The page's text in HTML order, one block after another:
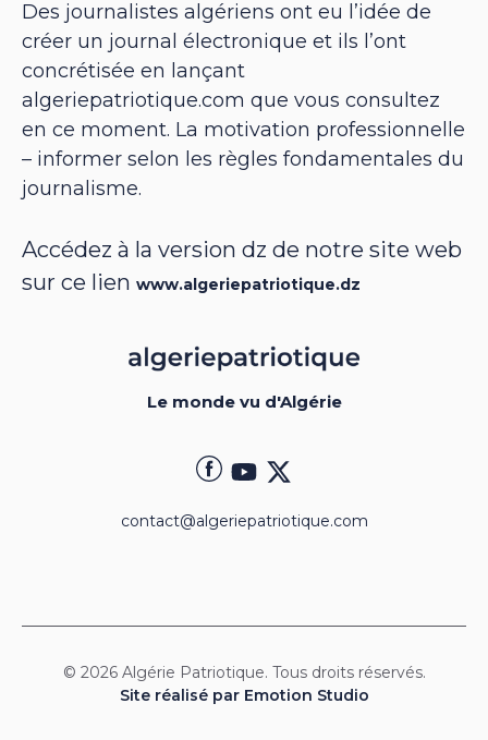
Des journalistes algériens ont eu l’idée de
créer un journal électronique et ils l’ont
concrétisée en lançant
algeriepatriotique.com que vous consultez
en ce moment. La motivation professionnelle
– informer selon les règles fondamentales du
journalisme.
Accédez à la version dz de notre site web
sur ce lien www.algeriepatriotique.dz
Le monde vu d'Algérie
contact@algeriepatriotique.com
© 2026 Algérie Patriotique. Tous droits réservés.
Site réalisé par Emotion Studio